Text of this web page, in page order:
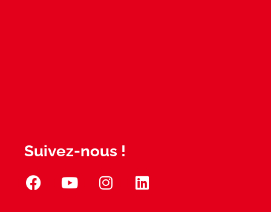
Suivez-nous !